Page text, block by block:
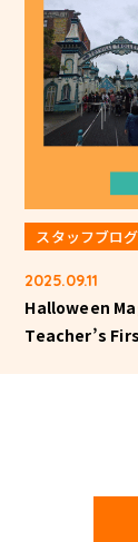
スタッフブログ
2025.09.11
Halloween
Teacher’s